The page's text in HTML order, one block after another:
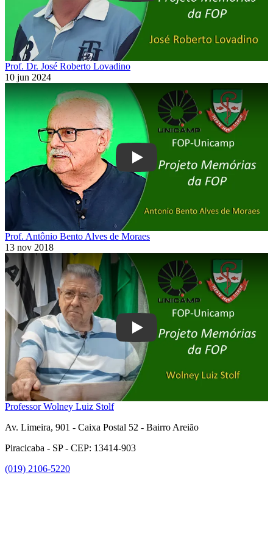
Prof. Dr. José Roberto Lovadino
10 jun 2024
Play
Prof. Antônio Bento Alves de Moraes
13 nov 2018
Play
Professor Wolney Luiz Stolf
Av. Limeira, 901 - Caixa Postal 52 - Bairro Areião
Piracicaba - SP - CEP: 13414-903
(019) 2106-5220